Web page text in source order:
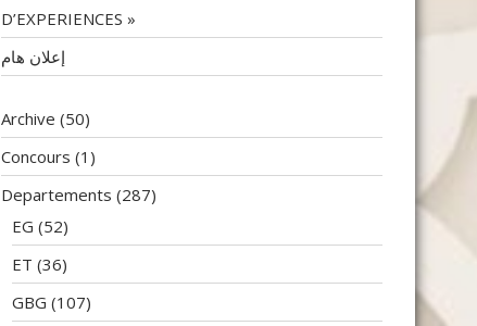
D’EXPERIENCES »
إعلان هام
Archive (50)
Concours (1)
Departements (287)
EG (52)
ET (36)
GBG (107)